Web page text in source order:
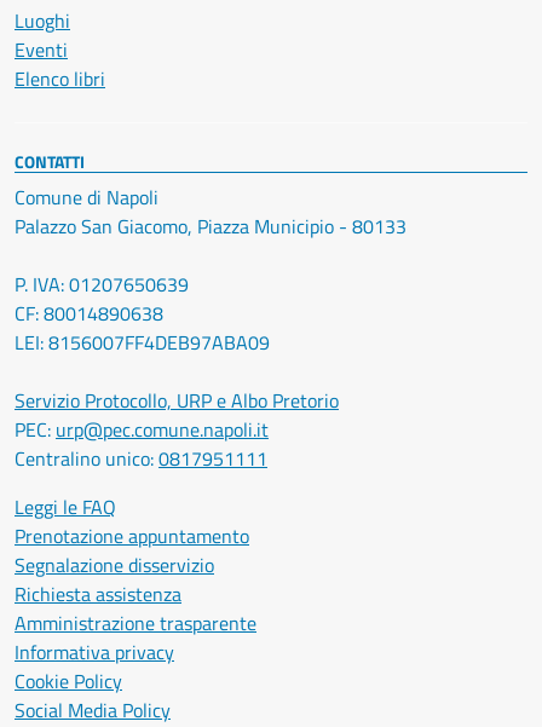
Luoghi
Eventi
Elenco libri
CONTATTI
Comune di Napoli
Palazzo San Giacomo, Piazza Municipio - 80133
P. IVA: 01207650639
CF: 80014890638
LEI: 8156007FF4DEB97ABA09
Servizio Protocollo, URP e Albo Pretorio
PEC: urp@pec.comune.napoli.it
Centralino unico:0817951111
Leggi le FAQ
Prenotazione appuntamento
Segnalazione disservizio
Richiesta assistenza
Amministrazione trasparente
Informativa privacy
Cookie Policy
Social Media Policy